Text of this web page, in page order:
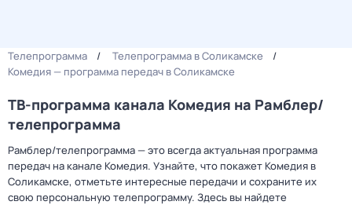
Телепрограмма
Телепрограмма в Соликамске
Комедия — программа передач в Соликамске
ТВ-программа канала Комедия на Рамблер/
телепрограмма
Рамблер/телепрограмма — это всегда актуальная программа
передач на канале Комедия. Узнайте, что покажет Комедия в
Соликамске, отметьте интересные передачи и сохраните их
свою персональную телепрограмму. Здесь вы найдете